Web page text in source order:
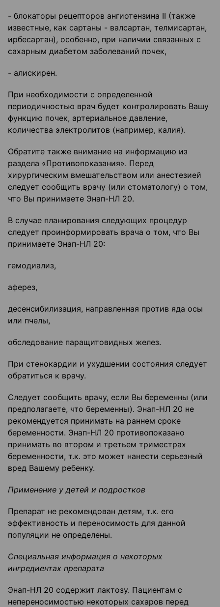
- блокаторы рецепторов ангиотензина II (также
известные, как сартаны - валсартан, телмисартан,
ирбесартан), особенно, при наличии связанных с
сахарным диабетом заболеваний почек,
- алискирен.
При необходимости с определенной
периодичностью врач будет контролировать Вашу
функцию почек, артериальное давление,
количества электролитов (например, калия).
Обратите также внимание на информацию из
раздела «Противопоказания». Перед
хирургическим вмешательством или анестезией
следует сообщить врачу (или стоматологу) о том,
что Вы принимаете Энап-НЛ 20.
В случае планирования следующих процедур
следует проинформировать врача о том, что Вы
принимаете Энап-НЛ 20:
гемодиализ,
аферез,
десенсибилизация, направленная против яда осы
или пчелы,
обследование паращитовидных желез.
При стенокардии и ухудшении состояния следует
обратиться к врачу.
Следует сообщить врачу, если Вы беременны (или
предполагаете, что беременны). Энап-НЛ 20 не
рекомендуется принимать на раннем сроке
беременности. Энап-НЛ 20 противопоказано
принимать во втором и третьем триместрах
беременности, т.к. это может нанести серьезный
вред Вашему ребенку.
Применение у детей и подростков
Препарат не рекомендован детям, т.к. его
эффективность и переносимость для данной
популяции не определены.
Специальная информация о некоторых
ингредиентах препарата
Энап-НЛ 20 содержит лактозу. Пациентам с
непереносимостью некоторых сахаров перед